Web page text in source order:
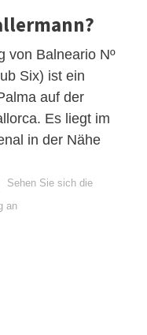
von Balneario Nº
Six) ist ein
auf der
Es liegt im
in der Nähe
Sehen Sie sich die
an